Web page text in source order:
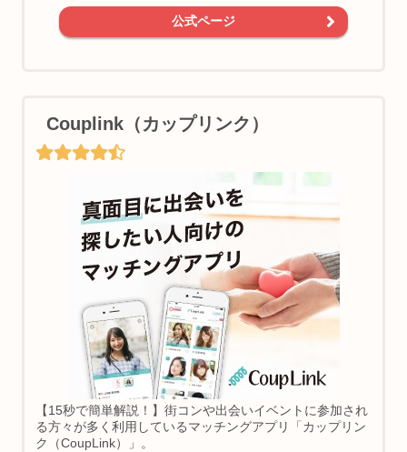
公式ページ
Couplink（カップリンク）
【15秒で簡単解説！】街コンや出会いイベントに参加され
る方々が多く利用しているマッチングアプリ「カップリン
ク（CoupLink）」。